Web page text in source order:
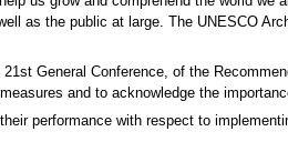
as the public at large. The UNESCO
General Conference, of the
and to acknowledge the
performance with respect to